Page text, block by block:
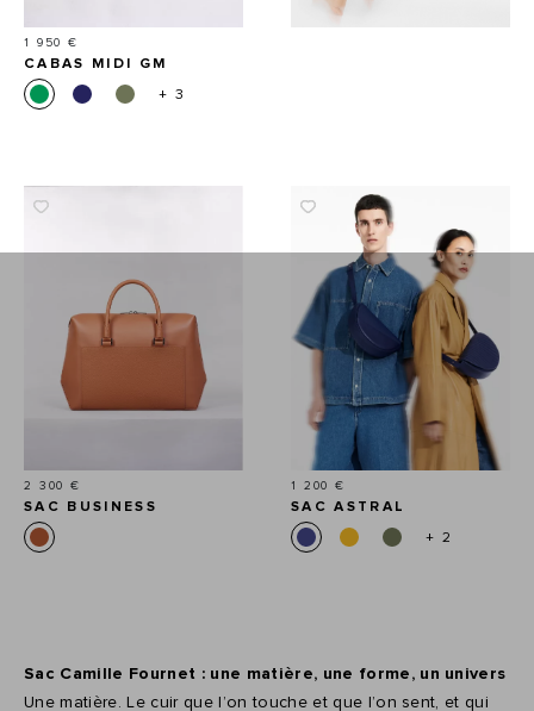
Prix
1 950 €
CABAS MIDI GM
+ 3
Prix
2 300 €
SAC BUSINESS
CHRONO
Prix
1 200 €
SAC ASTRAL
+ 2
Sac Camille Fournet : une matière, une forme, un univers
Une matière. Le cuir que l’on touche et que l’on sent, et qui